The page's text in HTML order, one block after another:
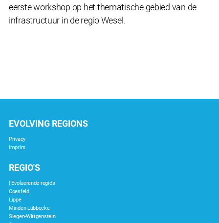
eerste workshop op het thematische gebied van de
infrastructuur in de regio Wesel.
EVOLVING REGIONS
Privacy
Imprint
REGIO'S
| Evoluerende regio's
Coesfeld
Lippe
Minden-Lübbecke
Siegen-Wittgenstein